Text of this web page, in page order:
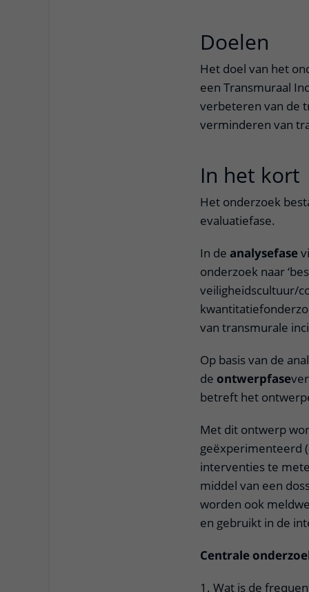
Doelen
Het doel van het
een Transmuraal
verbeteren van de
verminderen van
In het kort
Het onderzoek
evaluatiefase.
In deanalysefase
onderzoek naar
veiligheidscultuur/
van transmurale
Op basis van de
de ontwerpfase
betreft het
Met dit ontwerp
geëxperimenteerd (
interventies te
middel van een
worden ook
en gebruikt in de
Centrale
1. Wat is de